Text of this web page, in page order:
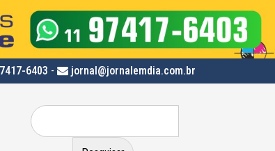
6403 - jornal@jornalemdia.com.br
Pesquisar
por: